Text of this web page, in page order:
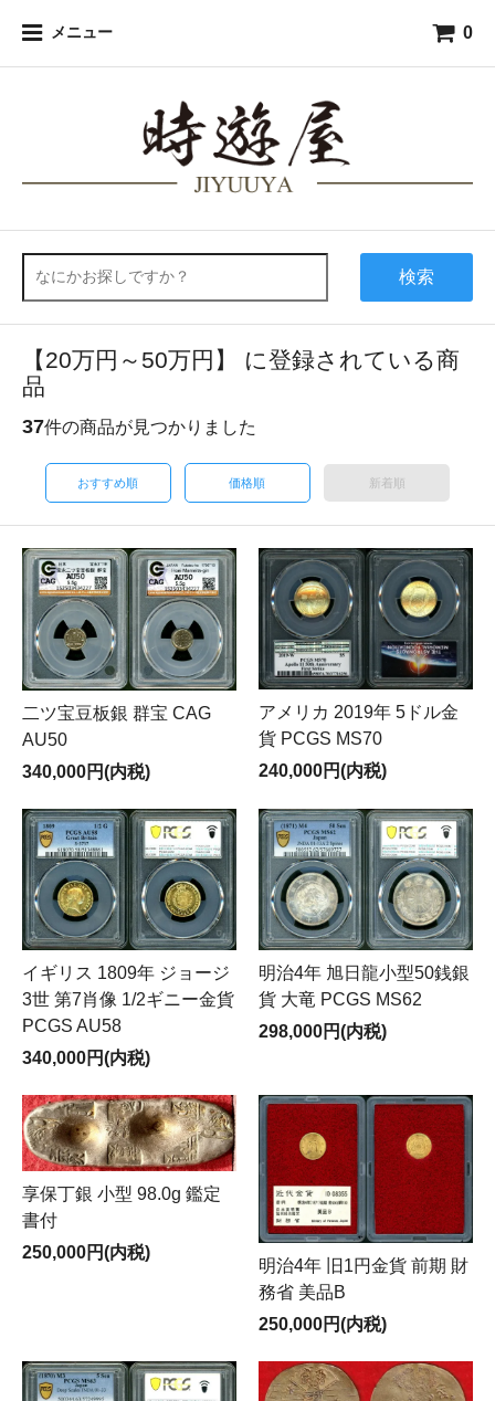
メニュー 0
検索
【20万円～50万円】 に登録されている商
品
37件の商品が見つかりました
おすすめ順 価格順 新着順
二ツ宝豆板銀 群宝 CAG
AU50
340,000円(内税)
アメリカ 2019年 5ドル金
貨 PCGS MS70
240,000円(内税)
イギリス 1809年 ジョージ
3世 第7肖像 1/2ギニー金貨
PCGS AU58
340,000円(内税)
明治4年 旭日龍小型50銭銀
貨 大竜 PCGS MS62
298,000円(内税)
享保丁銀 小型 98.0g 鑑定
書付
250,000円(内税)
明治4年 旧1円金貨 前期 財
務省 美品B
250,000円(内税)